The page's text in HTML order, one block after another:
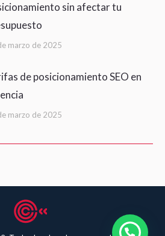
sin afectar tu
marzo de 2025
de posicionamiento SEO en
marzo de 2025